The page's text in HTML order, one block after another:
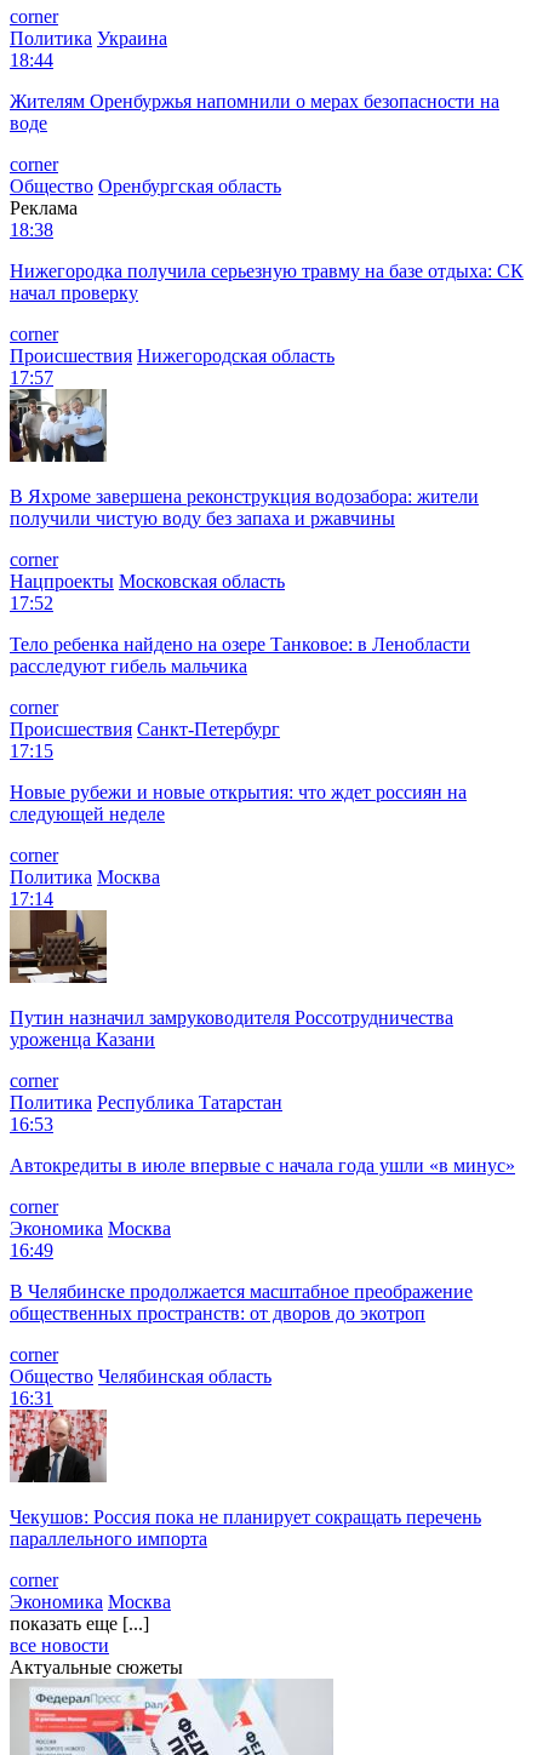
corner
Политика Украина
18:44
Жителям Оренбуржья напомнили о мерах безопасности на
воде
corner
Общество Оренбургская область
Реклама
18:38
Нижегородка получила серьезную травму на базе отдыха: СК
начал проверку
corner
Происшествия Нижегородская область
17:57
В Яхроме завершена реконструкция водозабора: жители
получили чистую воду без запаха и ржавчины
corner
Нацпроекты Московская область
17:52
Тело ребенка найдено на озере Танковое: в Ленобласти
расследуют гибель мальчика
corner
Происшествия Санкт-Петербург
17:15
Новые рубежи и новые открытия: что ждет россиян на
следующей неделе
corner
Политика Москва
17:14
Путин назначил замруководителя Россотрудничества
уроженца Казани
corner
Политика Республика Татарстан
16:53
Автокредиты в июле впервые с начала года ушли «в минус»
corner
Экономика Москва
16:49
В Челябинске продолжается масштабное преображение
общественных пространств: от дворов до экотроп
corner
Общество Челябинская область
16:31
Чекушов: Россия пока не планирует сокращать перечень
параллельного импорта
corner
Экономика Москва
показать еще [...]
все новости
Актуальные сюжеты